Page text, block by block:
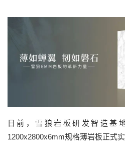
日前，雪狼岩板研发智造
1200x2800x6mm规格薄岩板正式